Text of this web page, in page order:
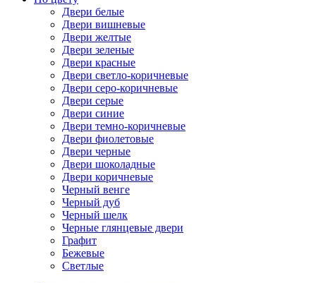
Двери белые
Двери вишневые
Двери желтые
Двери зеленые
Двери красные
Двери светло-коричневые
Двери серо-коричневые
Двери серые
Двери синие
Двери темно-коричневые
Двери фиолетовые
Двери черные
Двери шоколадные
Двери коричневые
Черный венге
Черный дуб
Черный шелк
Черные глянцевые двери
Графит
Бежевые
Светлые